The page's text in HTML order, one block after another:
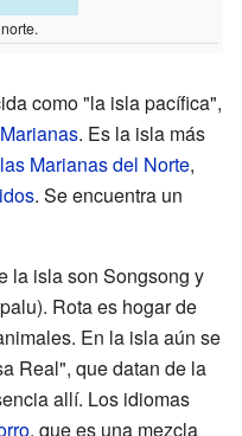
como "la isla pacífica",
. Es la isla más
Marianas del Norte,
. Se encuentra un
la isla son Songsong y
Rota es hogar de
En la isla aún se
Real", que datan de la
allí. Los idiomas
, que es una mezcla